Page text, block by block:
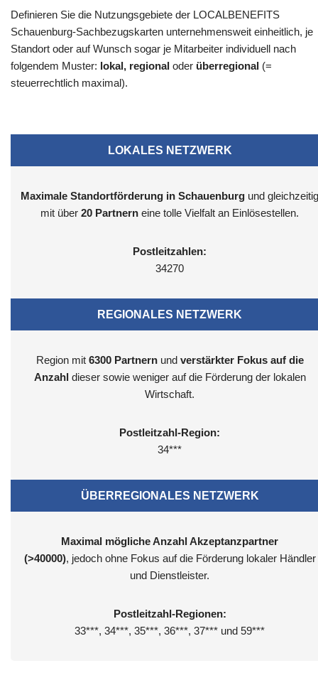
Definieren Sie die Nutzungsgebiete der LOCALBENEFITS
Schauenburg-Sachbezugskarten unternehmensweit einheitlich, je
Standort oder auf Wunsch sogar je Mitarbeiter individuell nach
folgendem Muster: lokal, regional oder überregional (=
steuerrechtlich maximal).
LOKALES NETZWERK
Maximale Standortförderung in Schauenburg und gleichzeitig
mit über 20 Partnern eine tolle Vielfalt an Einlösestellen.
Postleitzahlen:
34270
REGIONALES NETZWERK
Region mit 6300 Partnernund verstärkter Fokus auf die
Anzahl dieser sowie weniger auf die Förderung der lokalen
Wirtschaft.
Postleitzahl-Region:
34***
ÜBERREGIONALES NETZWERK
Maximal mögliche Anzahl Akzeptanzpartner
(>40000), jedoch ohne Fokus auf die Förderung lokaler Händler
und Dienstleister.
Postleitzahl-Regionen:
33***, 34***, 35***, 36***, 37*** und 59***